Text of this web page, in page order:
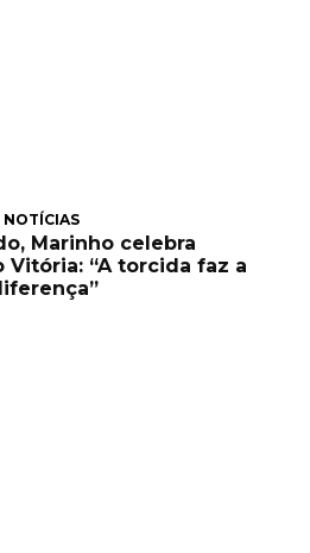
NOTÍCIAS
Marinho celebra
Vitória: “A torcida faz a